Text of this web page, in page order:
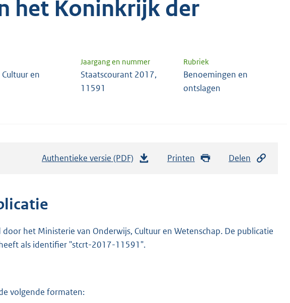
het Koninkrijk der
Jaargang en nummer Rubriek
en
Staatscourant 2017,
11591
Benoemingen en
ontslagen
Authentieke versie (PDF)
n
d
Printen Delen
het Ministerie van Onderwijs, Cultuur en Wetenschap. De publicatie
als identifier "stcrt-2017-11591".
volgende formaten: